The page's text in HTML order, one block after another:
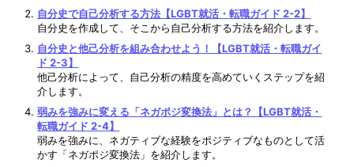
自分史で自己分析する方法【LGBT就活・転職ガイド 2-2】
自分史を作成して、そこから自己分析する方法を紹介します。
自分史と他己分析を組み合わせよう！【LGBT就活・転職ガイ
ド 2-3】
他己分析によって、自己分析の精度を高めていくステップを紹
介します。
弱みを強みに変える「ネガポジ変換法」とは？【LGBT就活・
転職ガイド 2-4】
弱みを強みに、ネガティブな経験をポジティブなものとして活
かす「ネガポジ変換法」を紹介します。